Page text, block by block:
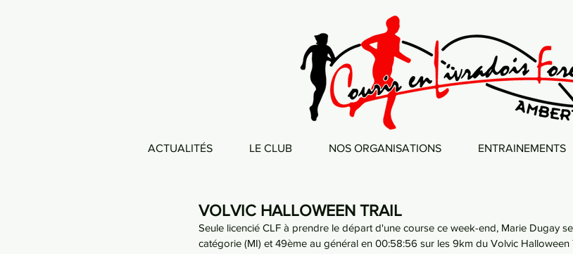
ACTUALITÉS LE CLUB NOS ORGANISATIONS ENTRAINEMENTS
VOLVIC HALLOWEEN TRAIL
Seule licencié CLF à prendre le départ d'une course ce week-end, Marie Dugay
catégorie (MI) et 49ème au général en 00:58:56 sur les 9km du Volvic Halloween